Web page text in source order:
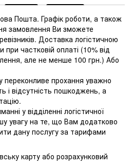
Пошта. Графік роботи, а також
замовлення Ви зможете
Доставка логістичною
частковій оплаті (10% від
але не менше 100 грн.) Або
переконливе прохання уважно
і відсутність пошкоджень, а
у відділенні логістичної
увагу на те, що Вам додатково
дану послугу за тарифами
карту або розрахунковий